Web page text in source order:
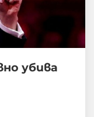
убива